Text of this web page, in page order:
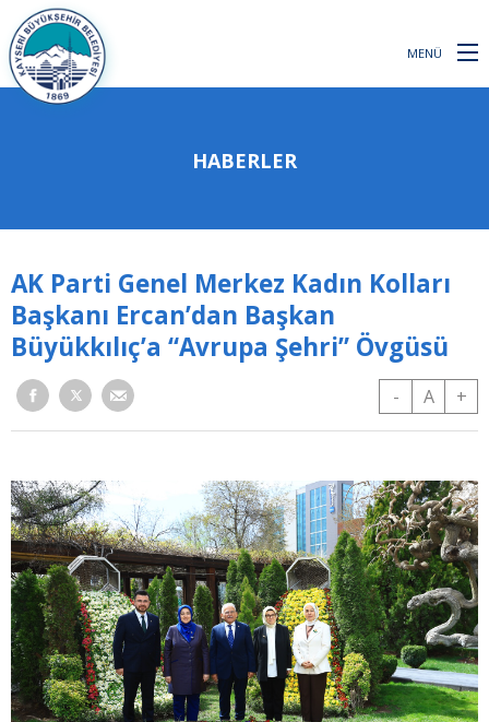
MENÜ
HABERLER
AK Parti Genel Merkez Kadın Kolları
Başkanı Ercan’dan Başkan
Büyükkılıç’a “Avrupa Şehri” Övgüsü
- A +